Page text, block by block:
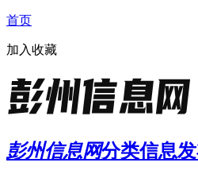
首页
加入收藏
彭州信息网分类信息